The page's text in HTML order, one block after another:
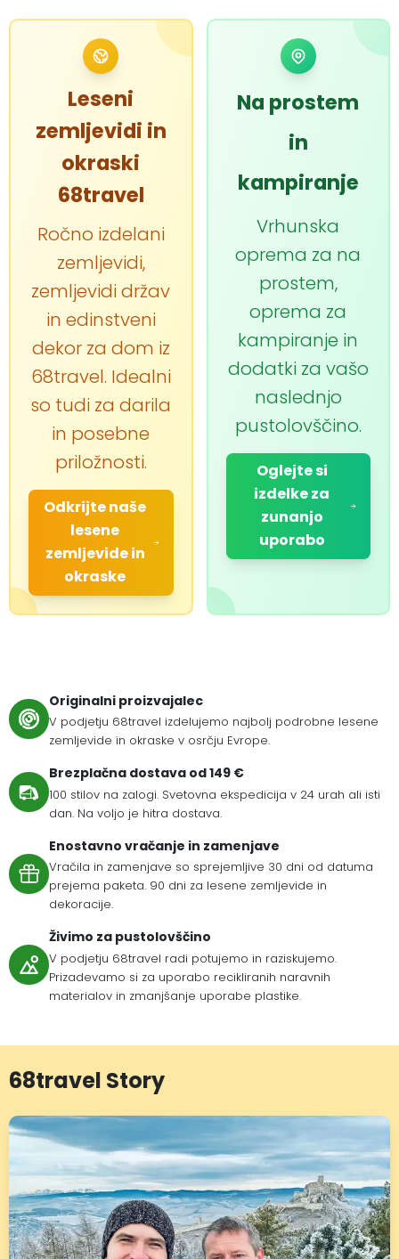
Leseni
zemljevidi in
okraski
68travel
Ročno izdelani
zemljevidi,
zemljevidi držav
in edinstveni
dekor za dom iz
68travel. Idealni
so tudi za darila
in posebne
priložnosti.
Odkrijte naše
lesene
zemljevide in
okraske
Na prostem
in
kampiranje
Vrhunska
oprema za na
prostem,
oprema za
kampiranje in
dodatki za vašo
naslednjo
pustolovščino.
Oglejte si
izdelke za
zunanjo
uporabo
Originalni proizvajalec
V podjetju 68travel izdelujemo najbolj podrobne lesene
zemljevide in okraske v osrčju Evrope.
Brezplačna dostava od 149 €
100 stilov na zalogi. Svetovna ekspedicija v 24 urah ali isti
dan. Na voljo je hitra dostava.
Enostavno vračanje in zamenjave
Vračila in zamenjave so sprejemljive 30 dni od datuma
prejema paketa. 90 dni za lesene zemljevide in
dekoracije.
Živimo za pustolovščino
V podjetju 68travel radi potujemo in raziskujemo.
Prizadevamo si za uporabo recikliranih naravnih
materialov in zmanjšanje uporabe plastike.
68travel Story